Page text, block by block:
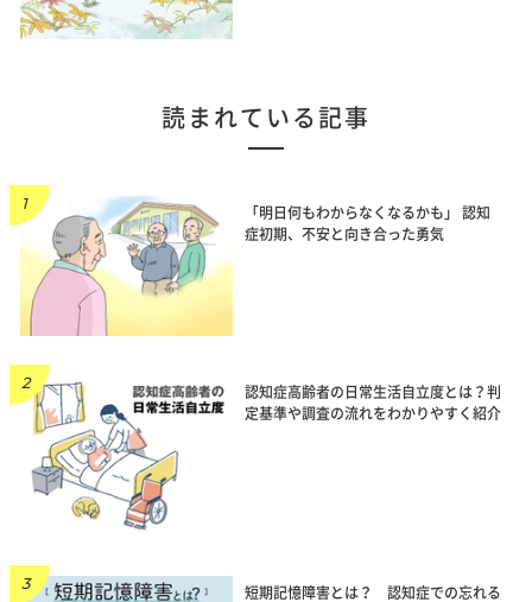
読まれている記事
「明日何もわからなくなるかも」 認知
症初期、不安と向き合った勇気
認知症高齢者の日常生活自立度とは？判
定基準や調査の流れをわかりやすく紹介
短期記憶障害とは？ 認知症での忘れる